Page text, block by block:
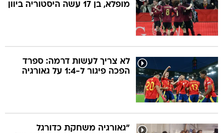
מופלא, בן 17 עשה היסטוריה ביוון
לא צריך לעשות דרמה: ספרד
הפכה פיגור ל-1:4 על גאורגיה
"גאורגיה משחקת כדורגל